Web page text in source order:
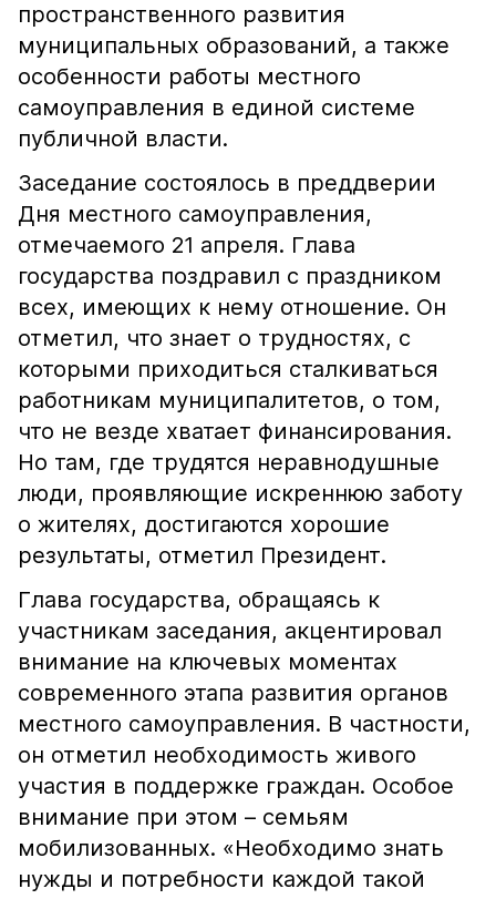
пространственного развития
муниципальных образований, а также
особенности работы местного
самоуправления в единой системе
публичной власти.
Заседание состоялось в преддверии
Дня местного самоуправления,
отмечаемого 21 апреля. Глава
государства поздравил с праздником
всех, имеющих к нему отношение. Он
отметил, что знает о трудностях, с
которыми приходиться сталкиваться
работникам муниципалитетов, о том,
что не везде хватает финансирования.
Но там, где трудятся неравнодушные
люди, проявляющие искреннюю заботу
о жителях, достигаются хорошие
результаты, отметил Президент.
Глава государства, обращаясь к
участникам заседания, акцентировал
внимание на ключевых моментах
современного этапа развития органов
местного самоуправления. В частности,
он отметил необходимость живого
участия в поддержке граждан. Особое
внимание при этом – семьям
мобилизованных. «Необходимо знать
нужды и потребности каждой такой